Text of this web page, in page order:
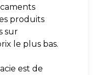
produits
sur
le plus bas.
est de